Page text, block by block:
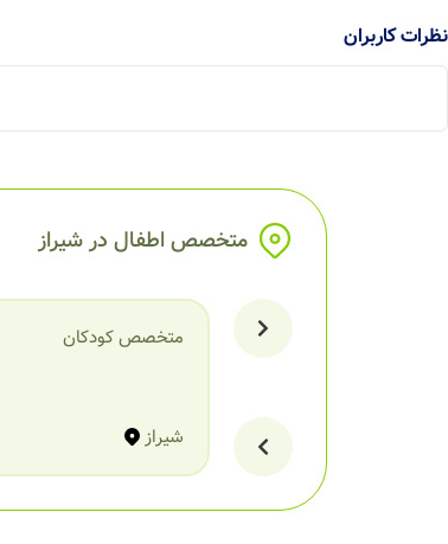
نظرات کاربران
متخصص اطفال در شیراز
متخصص کودکان
شیراز